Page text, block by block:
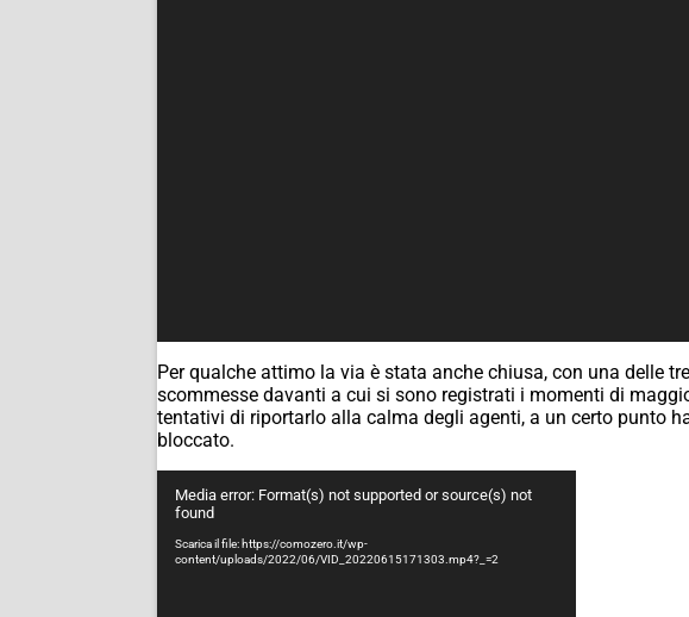
Per qualche attimo la via è stata anche chiusa, con una delle
scommesse davanti a cui si sono registrati i momenti di
tentativi di riportarlo alla calma degli agenti, a un certo punto
bloccato.
Player
Media error: Format(s) not supported or source(s) not
found
Scarica il file: https://comozero.it/wp-
content/uploads/2022/06/VID_20220615171303.mp4?_=2